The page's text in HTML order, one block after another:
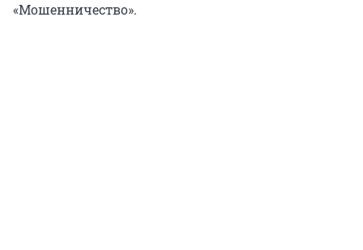
«Мошенничество».